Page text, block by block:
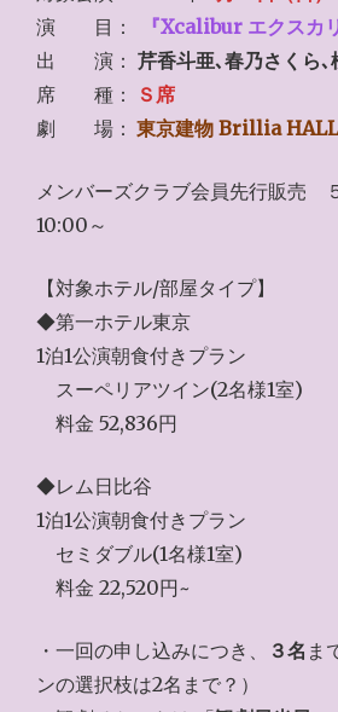
演 目：
『Xcalibur エクスカ
出 演： 芹香斗亜､春乃さくら､
席 種：
Ｓ席
劇 場： 東京建物 Brillia
メンバーズクラブ会員先行販売
10:00～
【対象ホテル/部屋タイプ】
◆第一ホテル東京
1泊1公演朝食付きプラン
スーペリアツイン(2名様1室)
料金 52,836円
◆レム日比谷
1泊1公演朝食付きプラン
セミダブル(1名様1室)
料金 22,520円~
・一回の申し込みにつき、 ３名 ま
ンの選択枝は2名まで？）